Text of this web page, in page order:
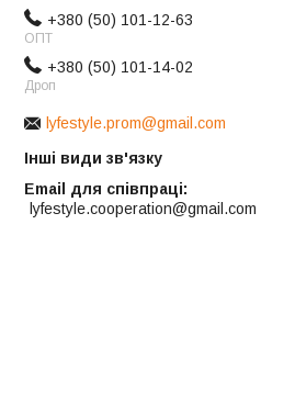
+380 (50) 101-12-63
ОПТ
+380 (50) 101-14-02
Дроп
lyfestyle.prom@gmail.com
Інші види зв'язку
Email для співпраці
lyfestyle.cooperation@gmail.com